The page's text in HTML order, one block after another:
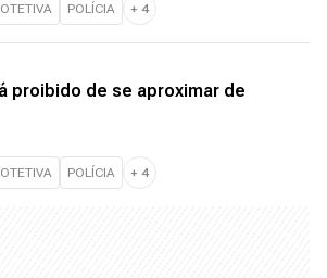
POLÍCIA + 4
proibido de se aproximar de
POLÍCIA + 4